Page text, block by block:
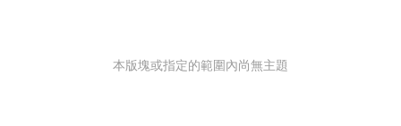
本版塊或指定的範圍內尚無主題